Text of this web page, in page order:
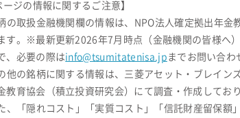
ージの情報に関するご注意】
の取扱金融機関欄の情報は、NPO法人確定拠出年
す。※最新更新2026年7月時点（金融機関の皆様へ
、必要の際はinfo@tsumitatenisa.jp までお問い合わ
他の銘柄に関する情報は、三菱アセット・ブレイ
教育協会（積立投資研究会）にて調査・作成して
、「隠れコスト」「実質コスト」「信託財産留保額